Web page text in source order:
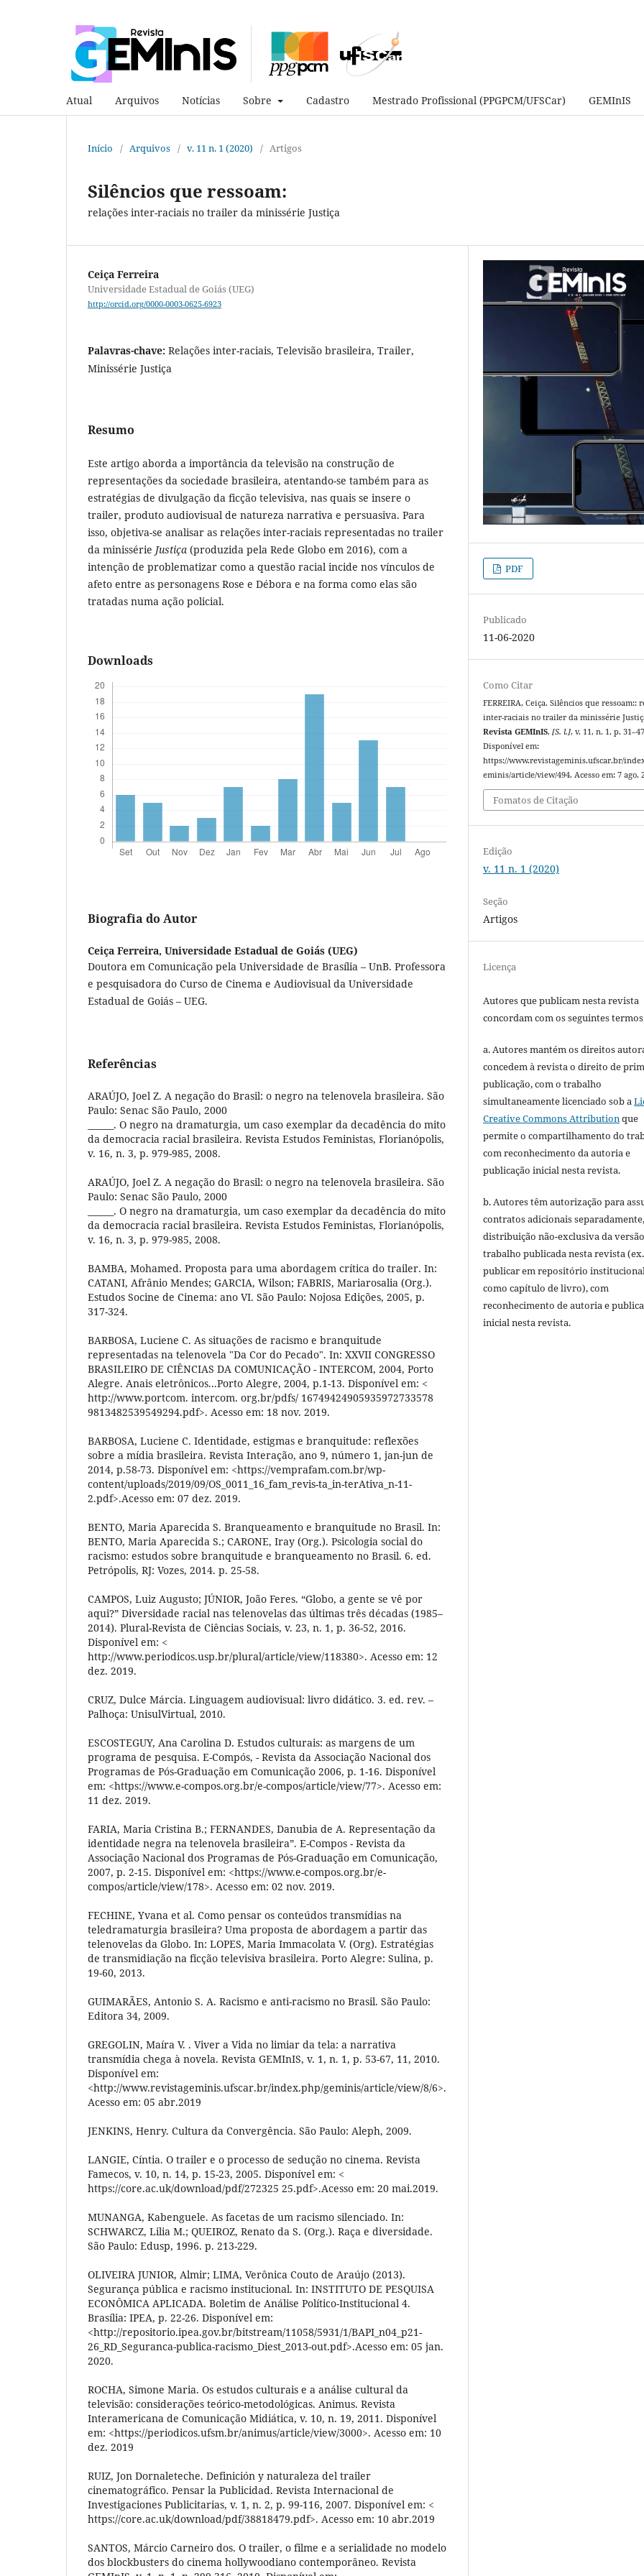
Atual Arquivos Notícias Sobre Cadastro Mestrado Profissional (PPGPCM/UFSCar) GEMInIS
Início / Arquivos / v. 11 n. 1 (2020) / Artigos
Silêncios que ressoam:
relações inter-raciais no trailer da minissérie Justiça
Ceiça Ferreira
Universidade Estadual de Goiás (UEG)
http://orcid.org/0000-0003-0625-6923
Palavras-chave: Relações inter-raciais, Televisão brasileira, Trailer,
Minissérie Justiça
Resumo
Este artigo aborda a importância da televisão na construção de
representações da sociedade brasileira, atentando-se também para as
estratégias de divulgação da ficção televisiva, nas quais se insere o
trailer, produto audiovisual de natureza narrativa e persuasiva. Para
isso, objetiva-se analisar as relações inter-raciais representadas no trailer
da minissérie Justiça (produzida pela Rede Globo em 2016), com a
intenção de problematizar como a questão racial incide nos vínculos de
afeto entre as personagens Rose e Débora e na forma como elas são
tratadas numa ação policial.
Downloads
Biografia do Autor
Ceiça Ferreira, Universidade Estadual de Goiás (UEG)
Doutora em Comunicação pela Universidade de Brasília – UnB. Professora
e pesquisadora do Curso de Cinema e Audiovisual da Universidade
Estadual de Goiás – UEG.
Referências
ARAÚJO, Joel Z. A negação do Brasil: o negro na telenovela brasileira. São
Paulo: Senac São Paulo, 2000
______. O negro na dramaturgia, um caso exemplar da decadência do mito
da democracia racial brasileira. Revista Estudos Feministas, Florianópolis,
v. 16, n. 3, p. 979-985, 2008.
ARAÚJO, Joel Z. A negação do Brasil: o negro na telenovela brasileira. São
Paulo: Senac São Paulo, 2000
______. O negro na dramaturgia, um caso exemplar da decadência do mito
da democracia racial brasileira. Revista Estudos Feministas, Florianópolis,
v. 16, n. 3, p. 979-985, 2008.
BAMBA, Mohamed. Proposta para uma abordagem crítica do trailer. In:
CATANI, Afrânio Mendes; GARCIA, Wilson; FABRIS, Mariarosalia (Org.).
Estudos Socine de Cinema: ano VI. São Paulo: Nojosa Edições, 2005, p.
317-324.
BARBOSA, Luciene C. As situações de racismo e branquitude
representadas na telenovela "Da Cor do Pecado". In: XXVII CONGRESSO
BRASILEIRO DE CIÊNCIAS DA COMUNICAÇÃO - INTERCOM, 2004, Porto
Alegre. Anais eletrônicos...Porto Alegre, 2004, p.1-13. Disponível em: <
http://www.portcom. intercom. org.br/pdfs/ 16749424905935972733578
9813482539549294.pdf>. Acesso em: 18 nov. 2019.
BARBOSA, Luciene C. Identidade, estigmas e branquitude: reflexões
sobre a mídia brasileira. Revista Interação, ano 9, número 1, jan-jun de
2014, p.58-73. Disponível em: <https://vemprafam.com.br/wp-
content/uploads/2019/09/OS_0011_16_fam_revis-ta_in-terAtiva_n-11-
2.pdf>.Acesso em: 07 dez. 2019.
BENTO, Maria Aparecida S. Branqueamento e branquitude no Brasil. In:
BENTO, Maria Aparecida S.; CARONE, Iray (Org.). Psicologia social do
racismo: estudos sobre branquitude e branqueamento no Brasil. 6. ed.
Petrópolis, RJ: Vozes, 2014. p. 25-58.
CAMPOS, Luiz Augusto; JÚNIOR, João Feres. “Globo, a gente se vê por
aqui?” Diversidade racial nas telenovelas das últimas três décadas (1985–
2014). Plural-Revista de Ciências Sociais, v. 23, n. 1, p. 36-52, 2016.
Disponível em: <
http://www.periodicos.usp.br/plural/article/view/118380>. Acesso em: 12
dez. 2019.
CRUZ, Dulce Márcia. Linguagem audiovisual: livro didático. 3. ed. rev. –
Palhoça: UnisulVirtual, 2010.
ESCOSTEGUY, Ana Carolina D. Estudos culturais: as margens de um
programa de pesquisa. E-Compós, - Revista da Associação Nacional dos
Programas de Pós-Graduação em Comunicação 2006, p. 1-16. Disponível
em: <https://www.e-compos.org.br/e-compos/article/view/77>. Acesso em:
11 dez. 2019.
FARIA, Maria Cristina B.; FERNANDES, Danubia de A. Representação da
identidade negra na telenovela brasileira”. E-Compos - Revista da
Associação Nacional dos Programas de Pós-Graduação em Comunicação,
2007, p. 2-15. Disponível em: <https://www.e-compos.org.br/e-
compos/article/view/178>. Acesso em: 02 nov. 2019.
FECHINE, Yvana et al. Como pensar os conteúdos transmídias na
teledramaturgia brasileira? Uma proposta de abordagem a partir das
telenovelas da Globo. In: LOPES, Maria Immacolata V. (Org). Estratégias
de transmidiação na ficção televisiva brasileira. Porto Alegre: Sulina, p.
19-60, 2013.
GUIMARÃES, Antonio S. A. Racismo e anti-racismo no Brasil. São Paulo:
Editora 34, 2009.
GREGOLIN, Maíra V. . Viver a Vida no limiar da tela: a narrativa
transmídia chega à novela. Revista GEMInIS, v. 1, n. 1, p. 53-67, 11, 2010.
Disponível em:
<http://www.revistageminis.ufscar.br/index.php/geminis/article/view/8/6>.
Acesso em: 05 abr.2019
JENKINS, Henry. Cultura da Convergência. São Paulo: Aleph, 2009.
LANGIE, Cíntia. O trailer e o processo de sedução no cinema. Revista
Famecos, v. 10, n. 14, p. 15-23, 2005. Disponível em: <
https://core.ac.uk/download/pdf/272325 25.pdf>.Acesso em: 20 mai.2019.
MUNANGA, Kabenguele. As facetas de um racismo silenciado. In:
SCHWARCZ, Lilia M.; QUEIROZ, Renato da S. (Org.). Raça e diversidade.
São Paulo: Edusp, 1996. p. 213-229.
OLIVEIRA JUNIOR, Almir; LIMA, Verônica Couto de Araújo (2013).
Segurança pública e racismo institucional. In: INSTITUTO DE PESQUISA
ECONÔMICA APLICADA. Boletim de Análise Político-Institucional 4.
Brasília: IPEA, p. 22-26. Disponível em:
<http://repositorio.ipea.gov.br/bitstream/11058/5931/1/BAPI_n04_p21-
26_RD_Seguranca-publica-racismo_Diest_2013-out.pdf>.Acesso em: 05 jan.
2020.
ROCHA, Simone Maria. Os estudos culturais e a análise cultural da
televisão: considerações teórico-metodológicas. Animus. Revista
Interamericana de Comunicação Midiática, v. 10, n. 19, 2011. Disponível
em: <https://periodicos.ufsm.br/animus/article/view/3000>. Acesso em: 10
dez. 2019
RUIZ, Jon Dornaleteche. Definición y naturaleza del trailer
cinematográfico. Pensar la Publicidad. Revista Internacional de
Investigaciones Publicitarias, v. 1, n. 2, p. 99-116, 2007. Disponível em: <
https://core.ac.uk/download/pdf/38818479.pdf>. Acesso em: 10 abr.2019
SANTOS, Márcio Carneiro dos. O trailer, o filme e a serialidade no modelo
dos blockbusters do cinema hollywoodiano contemporâneo. Revista
PDF
Publicado
11-06-2020
Como Citar
FERREIRA, Ceiça. Silêncios que ressoam::
inter-raciais no trailer da minissérie
Revista GEMInIS,[S. l.], v. 11, n. 1, p.
Disponível em:
https://www.revistageminis.ufscar.br/
eminis/article/view/494. Acesso em: 7 ago.
Fomatos de Citação
Edição
v. 11 n. 1 (2020)
Seção
Artigos
Licença
Autores que publicam nesta revista
concordam com os seguintes
a. Autores mantém os direitos
concedem à revista o direito de
publicação, com o trabalho
simultaneamente licenciado sob a
Creative Commons Attributionque
permite o compartilhamento do
com reconhecimento da autoria e
publicação inicial nesta revista.
b. Autores têm autorização para
contratos adicionais
distribuição não-exclusiva da
trabalho publicada nesta revista
publicar em repositório
como capítulo de livro), com
reconhecimento de autoria e
inicial nesta revista.